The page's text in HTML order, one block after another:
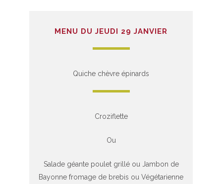
MENU DU JEUDI 29 JANVIER
Quiche chèvre épinards
Croziflette
Ou
Salade géante poulet grillé ou Jambon de
Bayonne fromage de brebis ou Végétarienne